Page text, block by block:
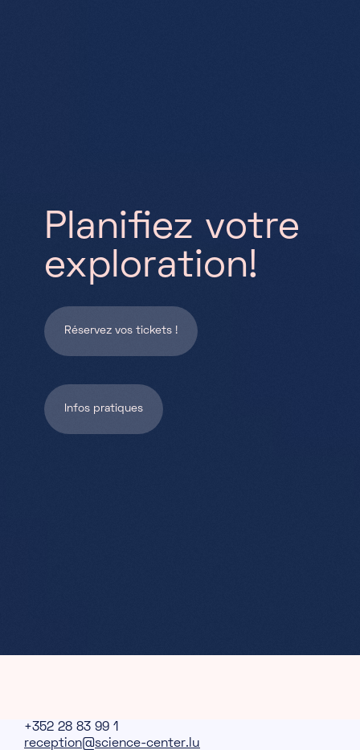
Planifiez votre
exploration!
Réservez vos tickets !
Infos pratiques
+352 28 83 99 1
reception@science-center.lu